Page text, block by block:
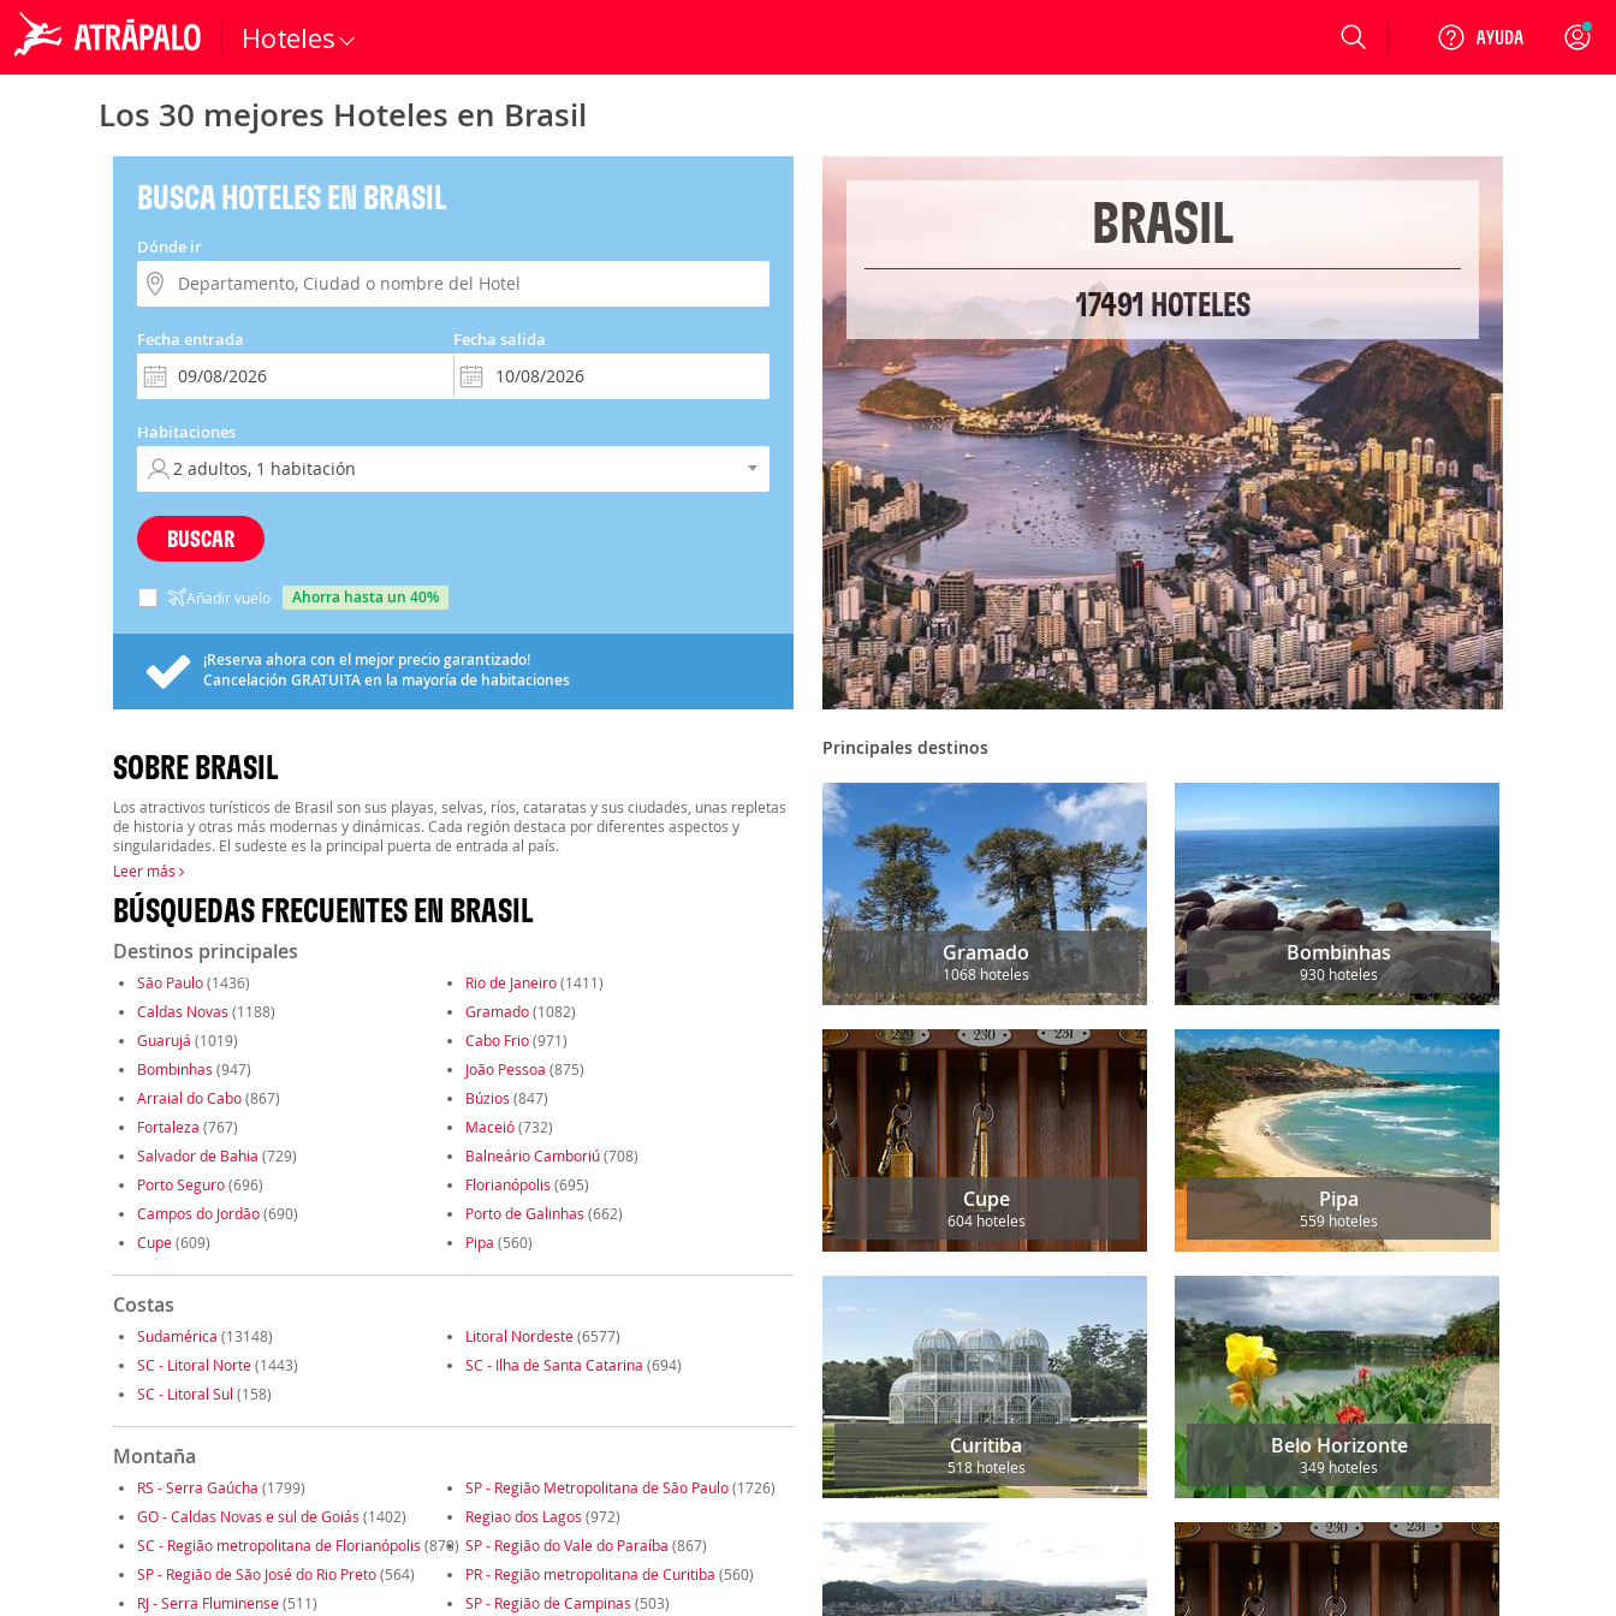
Hoteles Login
Los 30 mejores Hoteles en Brasil
BUSCA HOTELES EN BRASIL
Dónde ir
Fecha entrada Fecha salida
Habitaciones
BUSCAR
Añadir vuelo ahorra hasta un 40%
¡Reserva ahora con el mejor precio garantizado!
Cancelación GRATUITAen la mayoría de habitaciones
SOBRE BRASIL
Los atractivos turísticos de Brasil son sus playas, selvas, ríos, cataratas y sus ciudades, unas repletas
de historia y otras más modernas y dinámicas. Cada región destaca por diferentes aspectos y
singularidades. El sudeste es la principal puerta de entrada al país.
Leer más
BÚSQUEDAS FRECUENTES EN BRASIL
Destinos principales
São Paulo(1436) Rio de Janeiro(1411)
Caldas Novas (1188) Gramado(1082)
Guarujá (1019) Cabo Frio(971)
Bombinhas (947) João Pessoa (875)
Arraial do Cabo(867) Búzios (847)
Fortaleza (767) Maceió(732)
Salvador de Bahia (729) Balneário Camboriú(708)
Porto Seguro(696) Florianópolis (695)
Campos do Jordão(690) Porto de Galinhas (662)
Cupe(609) Pipa (560)
Costas
Sudamérica (13148) Litoral Nordeste(6577)
SC - Litoral Norte(1443) SC - Ilha de Santa Catarina (694)
SC - Litoral Sul (158)
Montaña
RS - Serra Gaúcha (1799) SP - Região Metropolitana de São Paulo(1726)
GO - Caldas Novas e sul de Goiás (1402) Regiao dos Lagos (972)
SC - Região metropolitana de Florianópolis (870) SP - Região do Vale do Paraíba (867)
SP - Região de São José do Rio Preto(564) PR - Região metropolitana de Curitiba (560)
RJ - Serra Fluminense(511) SP - Região de Campinas (503)
BRASIL
17491 HOTELES
Principales destinos
Gramado
1068 hoteles
Bombinhas
930 hoteles
Cupe
604 hoteles
Pipa
559 hoteles
Curitiba
518 hoteles
Belo Horizonte
349 hoteles